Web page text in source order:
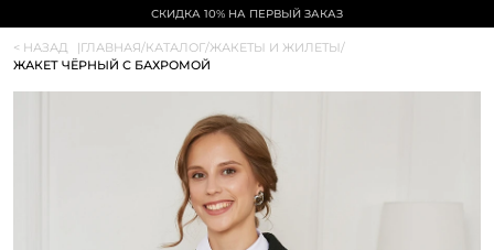
СКИДКА 10% НА ПЕРВЫЙ ЗАКАЗ
< НАЗАД |ГЛАВНАЯ/КАТАЛОГ/ЖАКЕТЫ И ЖИЛЕТЫ/
ЖАКЕТ ЧЁРНЫЙ С БАХРОМОЙ